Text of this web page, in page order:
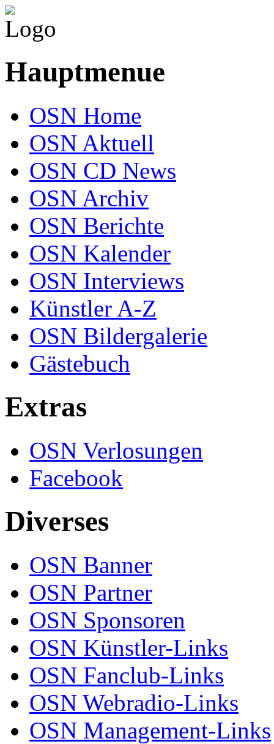
Hauptmenue
OSN Home
OSN Aktuell
OSN CD News
OSN Archiv
OSN Berichte
OSN Kalender
OSN Interviews
Künstler A-Z
OSN Bildergalerie
Gästebuch
Extras
OSN Verlosungen
Facebook
Diverses
OSN Banner
OSN Partner
OSN Sponsoren
OSN Künstler-Links
OSN Fanclub-Links
OSN Webradio-Links
OSN Management-Links